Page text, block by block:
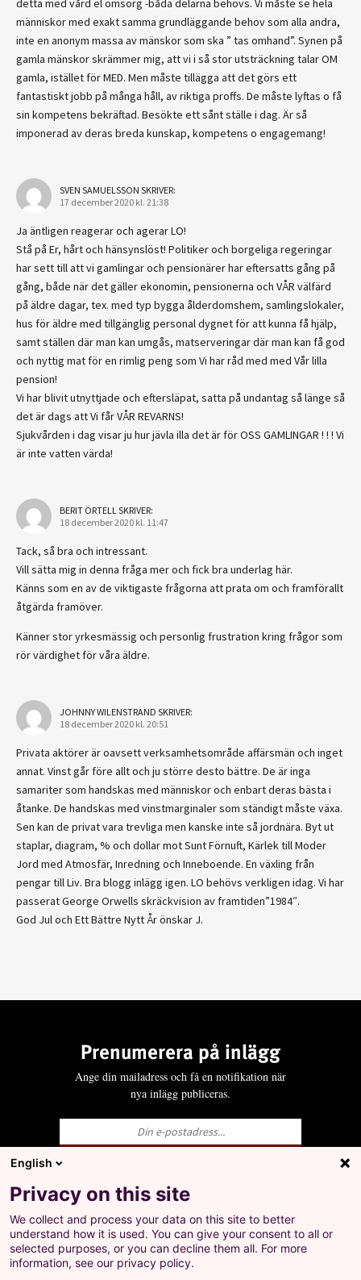
detta med vård el omsorg -båda delarna behövs. Vi måste se hela
människor med exakt samma grundläggande behov som alla andra,
inte en anonym massa av mänskor som ska ” tas omhand”. Synen på
gamla mänskor skrämmer mig, att vi i så stor utsträckning talar OM
gamla, istället för MED. Men måste tillägga att det görs ett
fantastiskt jobb på många håll, av riktiga proffs. De måste lyftas o få
sin kompetens bekräftad. Besökte ett sånt ställe i dag. Är så
imponerad av deras breda kunskap, kompetens o engagemang!
SVEN SAMUELSSON SKRIVER:
17 december 2020 kl. 21:38
Ja äntligen reagerar och agerar LO!
Stå på Er, hårt och hänsynslöst! Politiker och borgeliga regeringar
har sett till att vi gamlingar och pensionärer har eftersatts gång på
gång, både när det gäller ekonomin, pensionerna och VÅR välfärd
på äldre dagar, tex. med typ bygga ålderdomshem, samlingslokaler,
hus för äldre med tillgänglig personal dygnet för att kunna få hjälp,
samt ställen där man kan umgås, matserveringar där man kan få god
och nyttig mat för en rimlig peng som Vi har råd med med Vår lilla
pension!
Vi har blivit utnyttjade och eftersläpat, satta på undantag så länge så
det är dags att Vi får VÅR REVARNS!
Sjukvården i dag visar ju hur jävla illa det är för OSS GAMLINGAR ! ! ! Vi
är inte vatten värda!
BERIT ÖRTELLSKRIVER:
18 december 2020 kl. 11:47
Tack, så bra och intressant.
Vill sätta mig in denna fråga mer och fick bra underlag här.
Känns som en av de viktigaste frågorna att prata om och framförallt
åtgärda framöver.
Känner stor yrkesmässig och personlig frustration kring frågor som
rör värdighet för våra äldre.
JOHNNY WILENSTRAND SKRIVER:
18 december 2020 kl. 20:51
Privata aktörer är oavsett verksamhetsområde affärsmän och inget
annat. Vinst går före allt och ju större desto bättre. De är inga
samariter som handskas med människor och enbart deras bästa i
åtanke. De handskas med vinstmarginaler som ständigt måste växa.
Sen kan de privat vara trevliga men kanske inte så jordnära. Byt ut
staplar, diagram, % och dollar mot Sunt Förnuft, Kärlek till Moder
Jord med Atmosfär, Inredning och Inneboende. En växling från
pengar till Liv. Bra blogg inlägg igen. LO behövs verkligen idag. Vi har
passerat George Orwells skräckvision av framtiden”1984″.
God Jul och Ett Bättre Nytt År önskar J.
Prenumerera på inlägg
Ange din mailadress och få en notifikation när
nya inlägg publiceras.
Ja, jag godkänner att LO behandlar mina
personuppgifter i enlighet med Integritets- och
personuppgiftspolicyn för LO.se.
+
Prenumerera på inlägg
Ange din mailadress och få en notifikation när nya
English
Privacy on this site
We collect and process your data on this site to better
understand how it is used. You can give your consent to all or
selected purposes, or you can decline them all. For more
information, see our privacy policy.